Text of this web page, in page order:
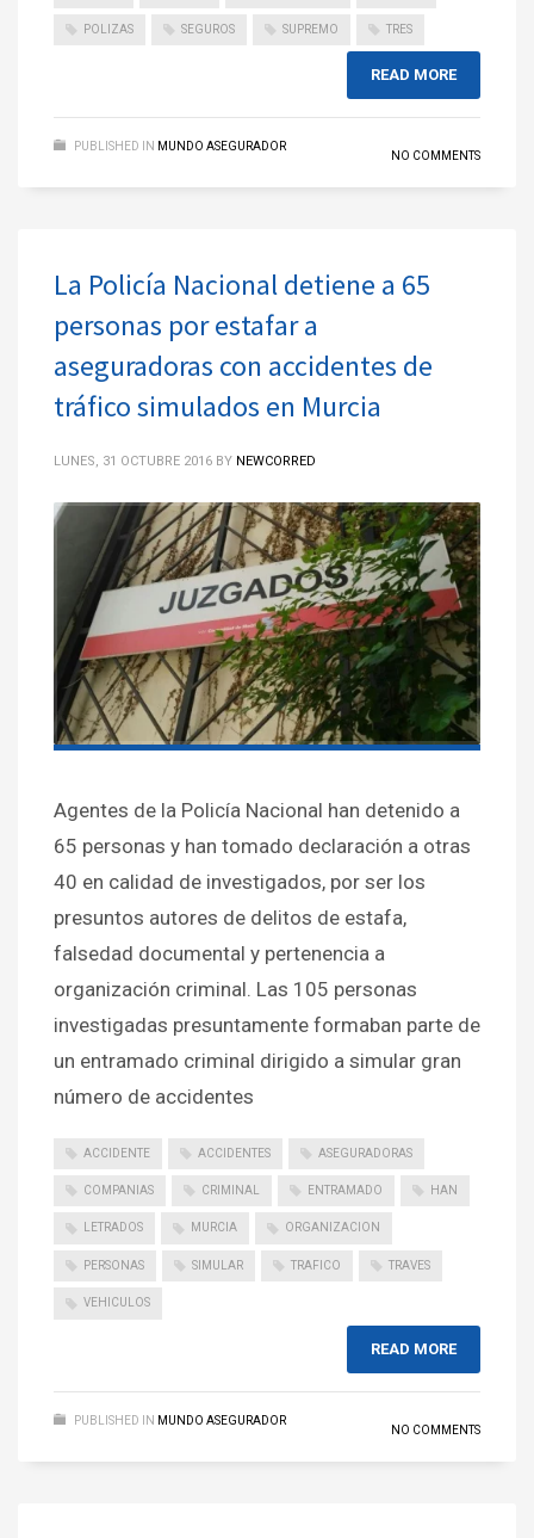
POLIZAS SEGUROS SUPREMO TRES
READ MORE
PUBLISHED IN MUNDO ASEGURADOR
NO COMMENTS
La Policía Nacional detiene a 65
personas por estafar a
aseguradoras con accidentes de
tráfico simulados en Murcia
LUNES, 31 OCTUBRE 2016 BY NEWCORRED
Agentes de la Policía Nacional han detenido a
65 personas y han tomado declaración a otras
40 en calidad de investigados, por ser los
presuntos autores de delitos de estafa,
falsedad documental y pertenencia a
organización criminal. Las 105 personas
investigadas presuntamente formaban parte de
un entramado criminal dirigido a simular gran
número de accidentes
ACCIDENTE ACCIDENTES ASEGURADORAS
COMPANIAS CRIMINAL ENTRAMADO HAN
LETRADOS MURCIA ORGANIZACION
PERSONAS SIMULAR TRAFICO TRAVES
VEHICULOS
READ MORE
PUBLISHED IN MUNDO ASEGURADOR
NO COMMENTS